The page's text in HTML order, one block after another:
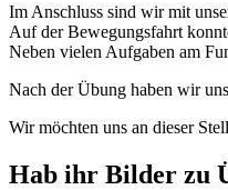
Im Anschluss sind wir mit
Auf der Bewegungsfahrt
Neben vielen Aufgaben am
Nach der Übung haben wir
Wir möchten uns an dieser
Hab ihr Bilder zu